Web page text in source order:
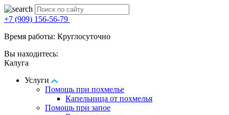
+7 (909) 156-56-79
Время работы: Круглосуточно
Вы находитесь:
Калуга
Услуги
Помощь при похмелье
Капельница от похмелья
Помощь при запое